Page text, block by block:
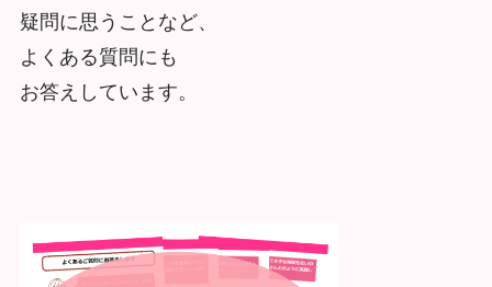
疑問に思うことなど、
よくある質問にも
お答えしています。